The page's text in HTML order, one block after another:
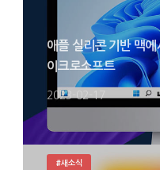
애플 실리콘 기반 맥
이크로소프트
2023-02-17
#새소식